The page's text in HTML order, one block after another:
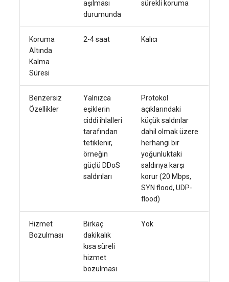
aşılması
durumunda
sürekli koruma
Koruma
Altında
Kalma
Süresi
2-4 saat Kalıcı
Benzersiz
Özellikler
Yalnızca
eşiklerin
ciddi ihlalleri
tarafından
tetiklenir,
örneğin
güçlü DDoS
saldırıları
Protokol
açıklarındaki
küçük saldırılar
dahil olmak üzere
herhangi bir
yoğunluktaki
saldırıya karşı
korur (20 Mbps,
SYN flood, UDP-
flood)
Hizmet
Bozulması
Birkaç
dakikalık
kısa süreli
hizmet
bozulması
Yok